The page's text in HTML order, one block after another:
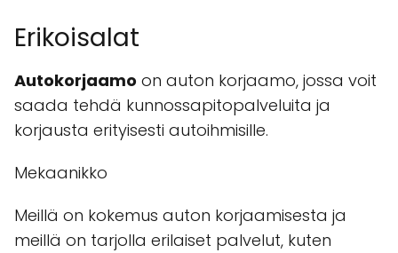
Erikoisalat
Autokorjaamo on auton korjaamo, jossa voit
saada tehdä kunnossapitopalveluita ja
korjausta erityisesti autoihmisille.
Mekaanikko
Meillä on kokemus auton korjaamisesta ja
meillä on tarjolla erilaiset palvelut, kuten